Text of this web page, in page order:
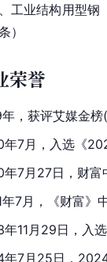
工业结构用型钢
）
荣誉
，获评艾媒金
7月，入选《
7月27日， 财富
7月，《财富》
11月29日，入
7月25日，